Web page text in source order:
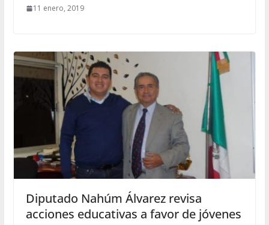
11 enero, 2019
Diputado Nahúm Álvarez revisa
acciones educativas a favor de jóvenes